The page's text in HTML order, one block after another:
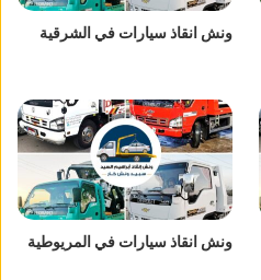
ونش انقاذ سيارات في الشرقية
ونش انقاذ سيارات في المريوطية